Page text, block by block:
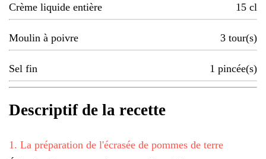
Crème liquide entière 15 cl
Moulin à poivre 3 tour(s)
Sel fin 1 pincée(s)
Descriptif de la recette
1 . La préparation de l'écrasée de pommes de terre